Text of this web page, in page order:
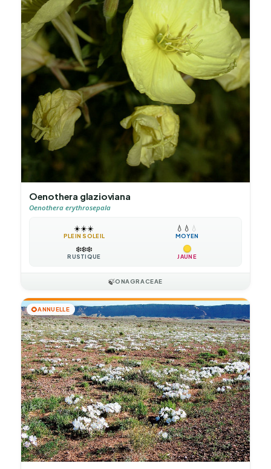
Oenothera glazioviana
Oenothera erythrosepala
☀️☀️☀️
PLEIN SOLEIL
💧 💧 💧
MOYEN
❄️❄️❄️
RUSTIQUE JAUNE
🍃ONAGRACEAE
🌻ANNUELLE